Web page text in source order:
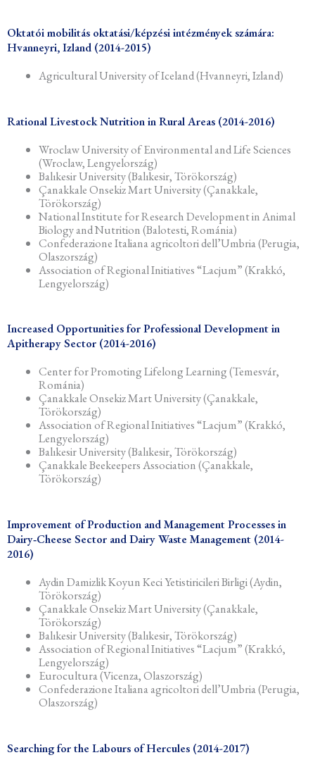
Oktatói mobilitás oktatási/képzési intézmények számára:
Hvanneyri, Izland (2014-2015)
Agricultural University of Iceland (Hvanneyri, Izland)
Rational Livestock Nutrition in Rural Areas (2014-2016)
Wroclaw University of Environmental and Life Sciences
(Wroclaw, Lengyelország)
Balıkesir University (Balıkesir, Törökország)
Çanakkale Onsekiz Mart University (Çanakkale,
Törökország)
National Institute for Research Development in Animal
Biology and Nutrition (Balotesti, Románia)
Confederazione Italiana agricoltori dell’Umbria (Perugia,
Olaszország)
Association of Regional Initiatives “Lacjum” (Krakkó,
Lengyelország)
Increased Opportunities for Professional Development in
Apitherapy Sector (2014-2016)
Center for Promoting Lifelong Learning (Temesvár,
Románia)
Çanakkale Onsekiz Mart University (Çanakkale,
Törökország)
Association of Regional Initiatives “Lacjum” (Krakkó,
Lengyelország)
Balıkesir University (Balıkesir, Törökország)
Çanakkale Beekeepers Association (Çanakkale,
Törökország)
Improvement of Production and Management Processes in
Dairy‐Cheese Sector and Dairy Waste Management (2014-
2016)
Aydin Damizlik Koyun Keci Yetistiricileri Birligi (Aydin,
Törökország)
Çanakkale Onsekiz Mart University (Çanakkale,
Törökország)
Balıkesir University (Balıkesir, Törökország)
Association of Regional Initiatives “Lacjum” (Krakkó,
Lengyelország)
Eurocultura (Vicenza, Olaszország)
Confederazione Italiana agricoltori dell’Umbria (Perugia,
Olaszország)
Searching for the Labours of Hercules (2014-2017)